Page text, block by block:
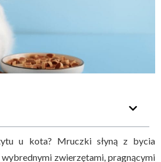
u kota? Mruczki słyną z bycia
zwierzętami, pragnącymi